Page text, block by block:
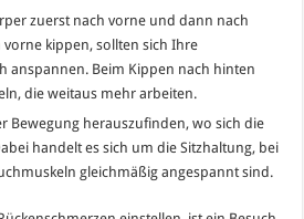
zuerst nach vorne und dann nach
vorne kippen, sollten sich Ihre
anspannen. Beim Kippen nach hinten
die weitaus mehr arbeiten.
Bewegung herauszufinden, wo sich die
handelt es sich um die Sitzhaltung, bei
gleichmäßig angespannt sind.